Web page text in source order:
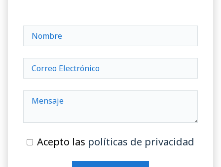
Acepto las políticas de privacidad